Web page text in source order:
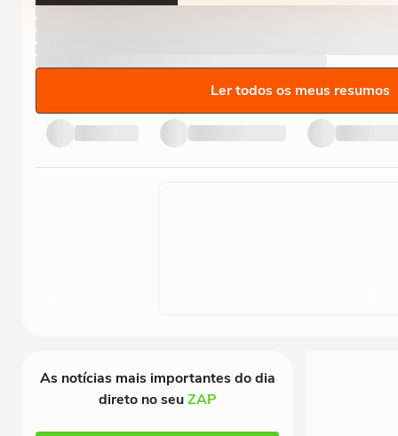
Ler todos os meus resumos
As notícias mais importantes do dia
direto no seuZAP